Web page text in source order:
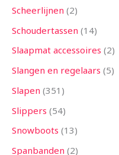
Scheerlijnen 2
Schoudertassen 14
Slaapmat accessoires 2
Slangen en regelaars 5
Slapen 351
Slippers 54
Snowboots 13
Spanbanden 2